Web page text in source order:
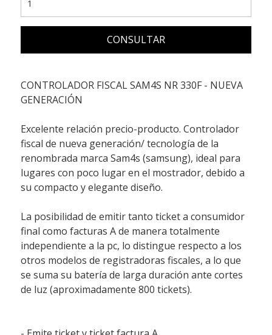
CONSULTAR
CONTROLADOR FISCAL SAM4S NR 330F - NUEVA
GENERACIÓN
Excelente relación precio-producto. Controlador
fiscal de nueva generación/ tecnología de la
renombrada marca Sam4s (samsung), ideal para
lugares con poco lugar en el mostrador, debido a
su compacto y elegante diseño.
La posibilidad de emitir tanto ticket a consumidor
final como facturas A de manera totalmente
independiente a la pc, lo distingue respecto a los
otros modelos de registradoras fiscales, a lo que
se suma su batería de larga duración ante cortes
de luz (aproximadamente 800 tickets).